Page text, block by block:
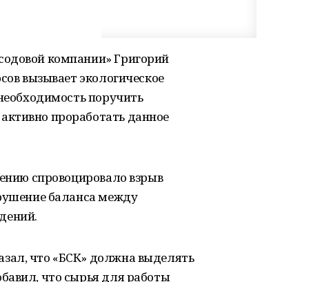
компании» Григорий
вызывает экологическое
поручить
проработать данное
спровоцировало взрыв
баланса между
что «БСК» должна выделять
что сырья для работы